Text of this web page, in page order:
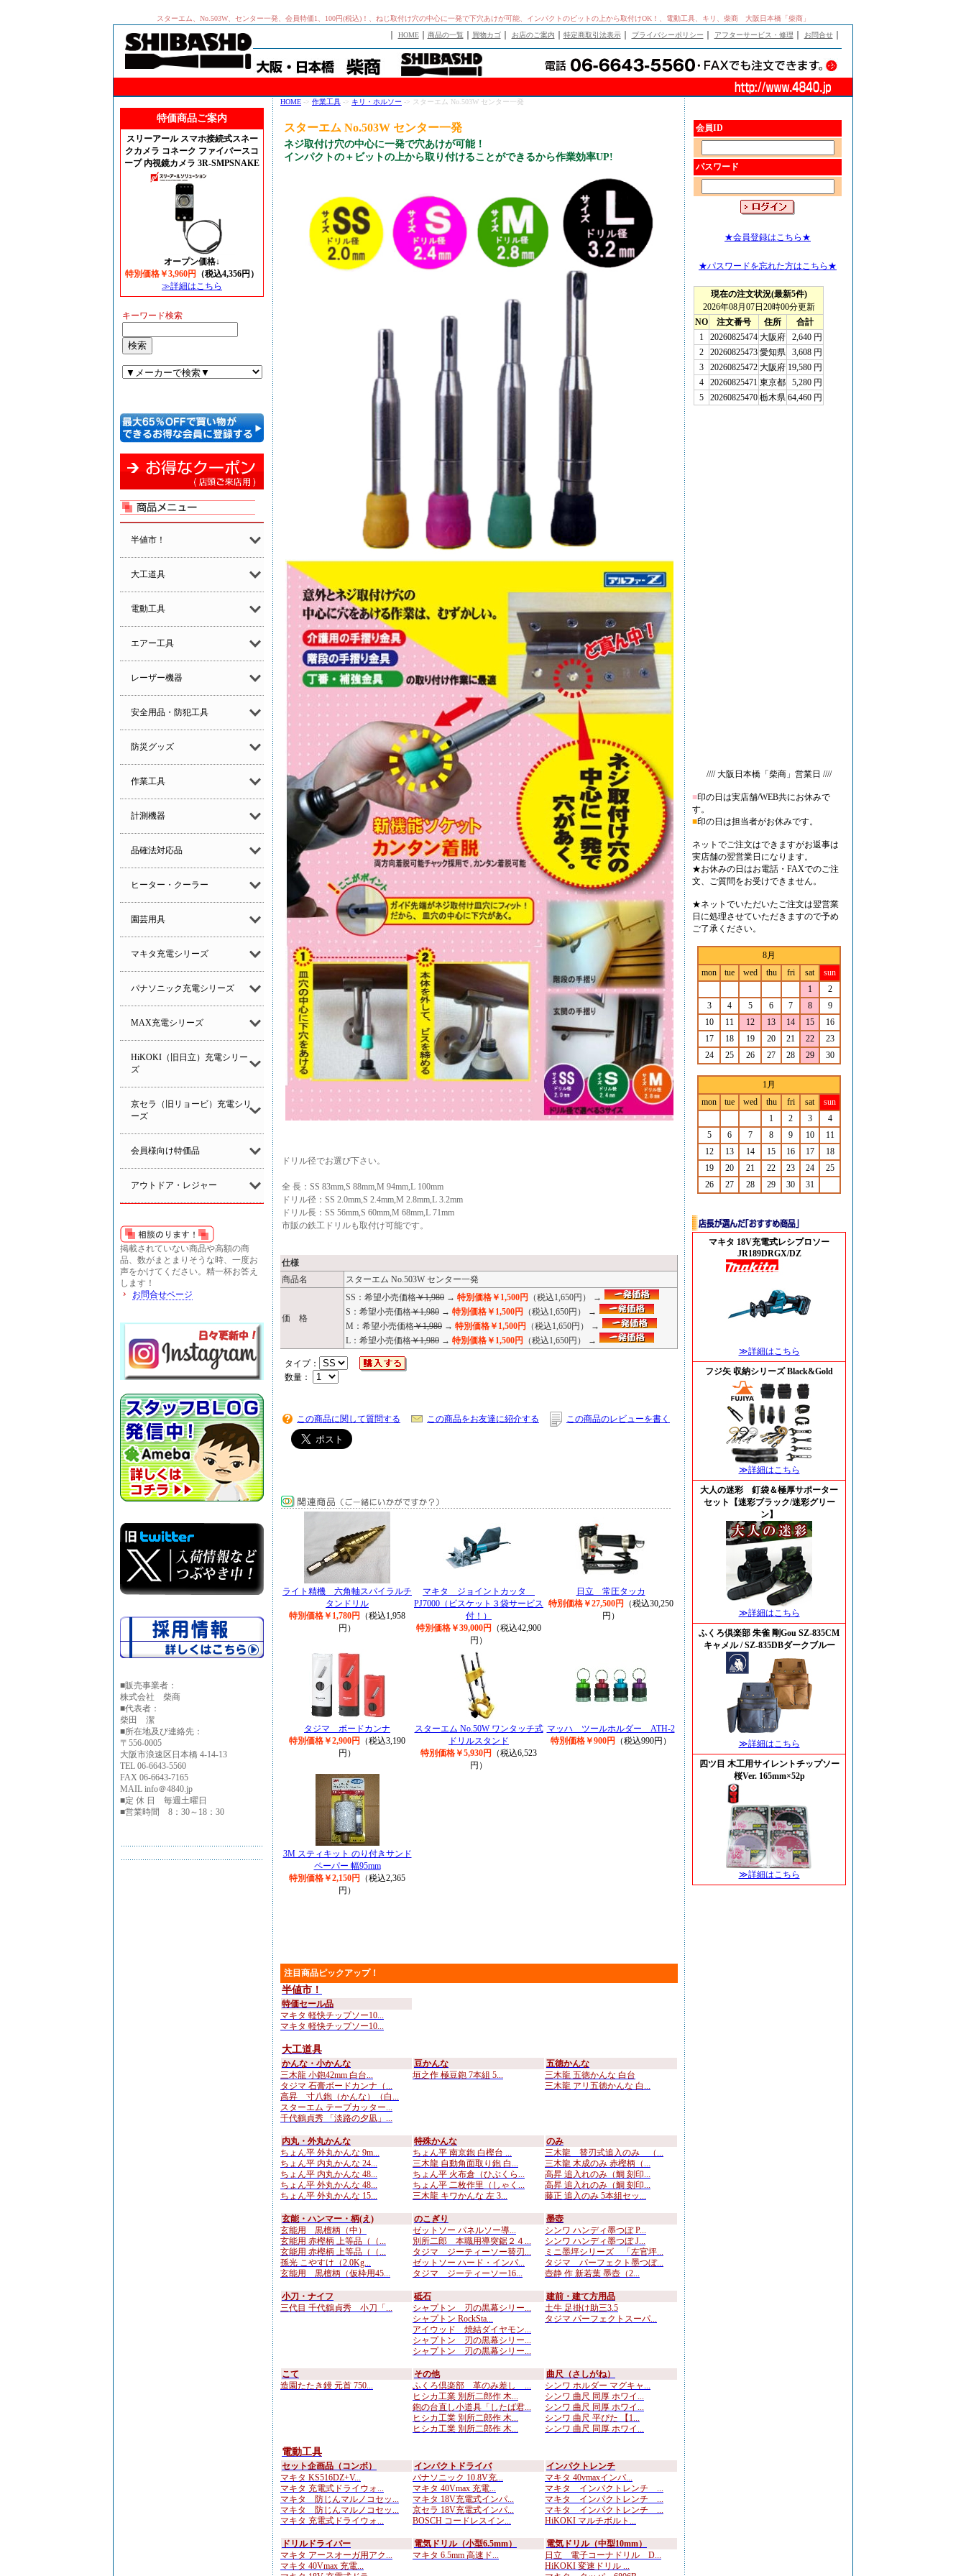
スターエム、No.503W、センター一発、会員特価1、100円(税込)！、ねじ取付け穴の中心に一発で下穴あけが可能、インパクトのビットの上から取付けOK！、電動工具、キリ、柴商 大阪日本橋「柴商」
HOME｜ 商品の一覧 買物カゴ｜ お店のご案内 特定商取引法表示｜ プライバシーポリシー アフターサービス・修理 お問合せ｜
特価商品ご案内
スリーアール スマホ接続式スネー
クカメラ コネーク ファイバースコ
ープ 内視鏡カメラ 3R-SMPSNAKE
オープン価格↓
特別価格￥3,960円
（税込4,356円）
≫詳細はこちら
キーワード検索
半値市！
大工道具
電動工具
エアー工具
レーザー機器
安全用品・防犯工具
防災グッズ
作業工具
計測機器
品確法対応品
ヒーター・クーラー
園芸用具
マキタ充電シリーズ
パナソニック充電シリーズ
MAX充電シリーズ
HiKOKI（旧日立）充電シリー
ズ
京セラ（旧リョービ）充電シリ
ーズ
会員様向け特価品
アウトドア・レジャー
掲載されていない商品や高額の商
品、数がまとまりそうな時、一度お
声をかけてください。精一杯お答え
します！
お問合せページ
■販売事業者：
株式会社 柴商
■代表者：
柴田 潔
■所在地及び連絡先：
〒556-0005
大阪市浪速区日本橋 4-14-13
TEL 06-6643-5560
FAX 06-6643-7165
MAIL info＠4840.jp
■定 休 日 毎週土曜日
■営業時間 8：30～18：30
HOME -> 作業工具 -> キリ・ホルソー -> スターエム No.503W センター一発
スターエム No.503W センター一発
ネジ取付け穴の中心に一発で穴あけが可能！
インパクトの＋ビットの上から取り付けることができるから作業効率UP!
ドリル径でお選び下さい。
全 長：SS 83mm,S 88mm,M 94mm,L 100mm
ドリル径：SS 2.0mm,S 2.4mm,M 2.8mm,L 3.2mm
ドリル長：SS 56mm,S 60mm,M 68mm,L 71mm
市販の鉄工ドリルも取付け可能です。
仕様
商品名
スターエム No.503W センター一発
価 格
SS：希望小売価格￥1,980 → 特別価格￥1,500円
（税込1,650円） →
S：希望小売価格￥1,980 → 特別価格￥1,500円
（税込1,650円） →
M：希望小売価格￥1,980 → 特別価格￥1,500円
（税込1,650円） →
L：希望小売価格￥1,980 → 特別価格￥1,500円 （税込1,650円） →
タイプ：
数量：
この商品に関して質問する この商品をお友達に紹介する この商品のレビューを書く
ライト精機 六角軸スパイラルチ
タンドリル
特別価格￥1,780円
（税込1,958
円）
マキタ ジョイントカッタ
PJ7000（ビスケット３袋サービス
付！）
特別価格￥39,000円
（税込42,900
円）
日立 常圧タッカ
特別価格￥27,500円
（税込30,250
円）
タジマ ボードカンナ
特別価格￥2,900円
（税込3,190
円）
スターエム No.50W ワンタッチ式
ドリルスタンド
特別価格￥5,930円
（税込6,523
円）
マッハ ツールホルダー ATH-2
特別価格￥900円
（税込990円）
3M スティキット のり付きサンド
ペーパー 幅95mm
特別価格￥2,150円
（税込2,365
円）
注目商品ピックアップ！
半値市！
特価セール品
マキタ 軽快チップソー10...
マキタ 軽快チップソー10...
大工道具
かんな・小かんな
三木龍 小鉋42mm 白台...
タジマ 石膏ボードカンナ（...
高昇 寸八鉋（かんな）（白...
スターエム テープカッター...
千代鶴貞秀 「淡路の夕凪」...
豆かんな
垣之作 極豆鉋 7本組 5...
五徳かんな
三木龍 五徳かんな 白台
三木龍 アリ五徳かんな 白...
内丸・外丸かんな
ちょん平 外丸かんな 9m...
ちょん平 内丸かんな 24...
ちょん平 内丸かんな 48...
ちょん平 外丸かんな 48...
ちょん平 外丸かんな 15...
特殊かんな
ちょん平 南京鉋 白樫台 ...
三木龍 自動角面取り鉋 白...
ちょん平 火布倉（ひぶくら...
ちょん平 二枚作里（しゃく...
三木龍 キワかんな 左 3...
のみ
三木龍 替刃式追入のみ （...
三木龍 木成のみ 赤樫柄（...
高昇 追入れのみ（鯛 刻印...
高昇 追入れのみ（鯛 刻印...
藤正 追入のみ 5本組セッ...
玄能・ハンマー・柄(え)
玄能用 黒檀柄（中）
玄能用 赤樫柄 上等品（（...
玄能用 赤樫柄 上等品（（...
孫光 こやすけ（2.0Kg...
玄能用 黒檀柄（仮枠用45...
のこぎり
ゼットソー パネルソー導...
別所二郎 本職用導突鋸２４...
タジマ ジーティーソー替刃...
ゼットソー ハード・インパ...
タジマ ジーティーソー16...
墨壺
シンワ ハンディ墨つぼ P...
シンワ ハンディ墨つぼ J...
ミニ墨坪シリーズ 「左官坪...
タジマ パーフェクト墨つぼ...
壺静 作 新若葉 墨壺（2...
小刀・ナイフ
三代目 千代鶴貞秀 小刀「...
砥石
シャプトン 刃の黒幕シリー...
シャプトン RockSta...
アイウッド 焼結ダイヤモン...
シャプトン 刃の黒幕シリー...
シャプトン 刃の黒幕シリー...
建前・建て方用品
土牛 足掛け助三3.5
タジマ パーフェクトスーパ...
こて
造園たたき鏝 元首 750...
その他
ふくろ倶楽部 革のみ差し ...
ヒシカ工業 別所二郎作 木...
鉋の台直し小道具「したば君...
ヒシカ工業 別所二郎作 木...
ヒシカ工業 別所二郎作 木...
曲尺（さしがね）
シンワ ホルダー マグキャ...
シンワ 曲尺 同厚 ホワイ...
シンワ 曲尺 同厚 ホワイ...
シンワ 曲尺 平ぴた 【1...
シンワ 曲尺 同厚 ホワイ...
電動工具
セット企画品（コンボ）
マキタ KS516DZ+V...
マキタ 充電式ドライウォ...
マキタ 防じんマルノコセッ...
マキタ 防じんマルノコセッ...
マキタ 充電式ドライウォ...
インパクトドライバ
パナソニック 10.8V充...
マキタ 40Vmax 充電...
マキタ 18V充電式インパ...
京セラ 18V充電式インパ...
BOSCH コードレスイン...
インパクトレンチ
マキタ 40vmaxインパ...
マキタ インパクトレンチ ...
マキタ インパクトレンチ ...
マキタ インパクトレンチ ...
HiKOKI マルチボルト...
ドリルドライバー
マキタ アースオーガ用アク...
マキタ 40Vmax 充電...
電気ドリル（小型6.5mm）
マキタ 6.5mm 高速ド...
電気ドリル（中型10mm）
日立 電子コーナドリル D...
HiKOKI 変速ドリル ...
会員ID
パスワード
★会員登録はこちら★
★パスワードを忘れた方はこちら★
//// 大阪日本橋「柴商」営業日 ////
■印の日は実店舗/WEB共にお休みで
す。
■印の日は担当者がお休みです。
ネットでご注文はできますがお返事は
実店舗の翌営業日になります。
★お休みの日はお電話・FAXでのご注
文、ご質問をお受けできません。
★ネットでいただいたご注文は翌営業
日に処理させていただきますので予め
ご了承ください。
8月
mon
tue wed thu fri sat
sun
1
2
3
4 5 6 7 8
9
10
11 12 13 14 15
16
17
18 19 20 21 22
23
24
25 26 27 28 29 30
1月
mon
tue wed thu fri sat
sun
1
2 3
4
5
6 7 8 9 10
11
12
13 14 15 16 17
18
19
20 21 22 23 24
25
26
27 28 29 30 31
マキタ 18V充電式レシプロソー
JR189DRGX/DZ
≫詳細はこちら
フジ矢 収納シリーズ Black&Gold
≫詳細はこちら
大人の迷彩 釘袋＆極厚サポーター
セット【迷彩ブラック/迷彩グリー
ン】
≫詳細はこちら
ふくろ倶楽部 朱雀 剛Gou SZ-835CM
キャメル / SZ-835DBダークブルー
≫詳細はこちら
四ツ目 木工用サイレントチップソー
桜Ver. 165mm×52p
≫詳細はこちら